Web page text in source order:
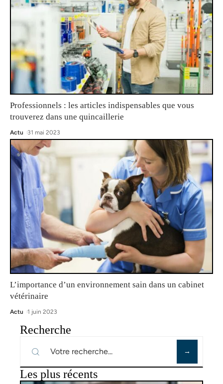
Professionnels : les articles indispensables que vous
trouverez dans une quincaillerie
Actu 31 mai 2023
L’importance d’un environnement sain dans un cabinet
vétérinaire
Actu 1 juin 2023
Recherche
Les plus récents